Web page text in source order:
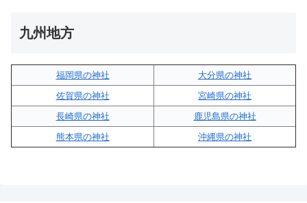
九州地方
福岡県の神社
大分県の神社
佐賀県の神社
宮崎県の神社
長崎県の神社
鹿児島県の神社
熊本県の神社
沖縄県の神社